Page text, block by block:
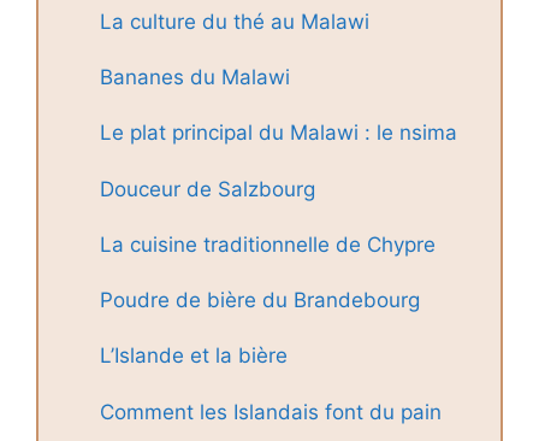
La culture du thé au Malawi
Bananes du Malawi
Le plat principal du Malawi : le nsima
Douceur de Salzbourg
La cuisine traditionnelle de Chypre
Poudre de bière du Brandebourg
L’Islande et la bière
Comment les Islandais font du pain